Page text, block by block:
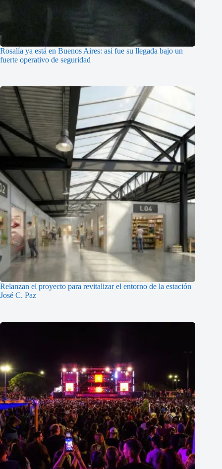
Rosalía ya está en Buenos Aires: así fue su llegada bajo un
fuerte operativo de seguridad
Relanzan el proyecto para revitalizar el entorno de la estación
José C. Paz